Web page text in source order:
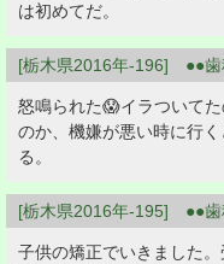
は初めてだ。
[栃木県2016年-196] ●●
怒鳴られた😱イラついて
のか、機嫌が悪い時に行
る。
[栃木県2016年-195] ●●
子供の矯正でいきました